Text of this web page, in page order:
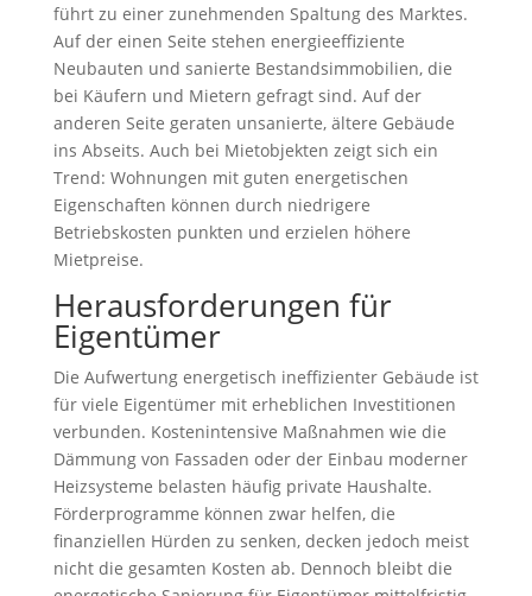
führt zu einer zunehmenden Spaltung des Marktes.
Auf der einen Seite stehen energieeffiziente
Neubauten und sanierte Bestandsimmobilien, die
bei Käufern und Mietern gefragt sind. Auf der
anderen Seite geraten unsanierte, ältere Gebäude
ins Abseits. Auch bei Mietobjekten zeigt sich ein
Trend: Wohnungen mit guten energetischen
Eigenschaften können durch niedrigere
Betriebskosten punkten und erzielen höhere
Mietpreise.
Herausforderungen für
Eigentümer
Die Aufwertung energetisch ineffizienter Gebäude ist
für viele Eigentümer mit erheblichen Investitionen
verbunden. Kostenintensive Maßnahmen wie die
Dämmung von Fassaden oder der Einbau moderner
Heizsysteme belasten häufig private Haushalte.
Förderprogramme können zwar helfen, die
finanziellen Hürden zu senken, decken jedoch meist
nicht die gesamten Kosten ab. Dennoch bleibt die